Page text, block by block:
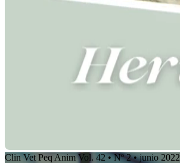
Clin Vet Peq Anim Vol. 42 • Nº 2 • junio 2022